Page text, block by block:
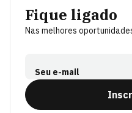
Fique ligado
Nas melhores
Seu e-mail